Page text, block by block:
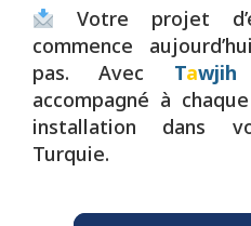
Votre projet
commence
pas. Avec Tawjih
accompagné à
installation dans
Turquie.